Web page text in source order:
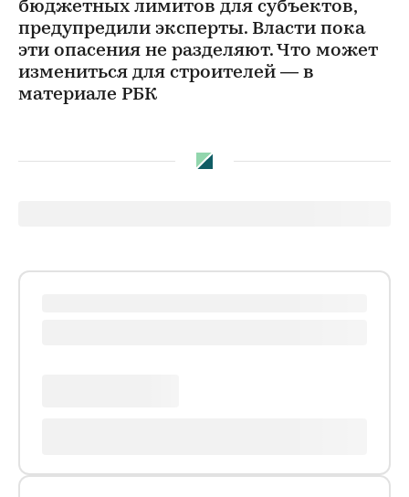
бюджетных лимитов для субъектов,
предупредили эксперты. Власти пока
эти опасения не разделяют. Что может
измениться для строителей — в
материале РБК